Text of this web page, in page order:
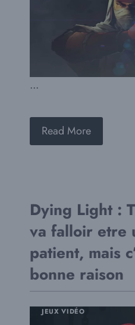
...
Read More
Dying Light :
va falloir etre
patient, mais
bonne raison
JEUX VIDÉO